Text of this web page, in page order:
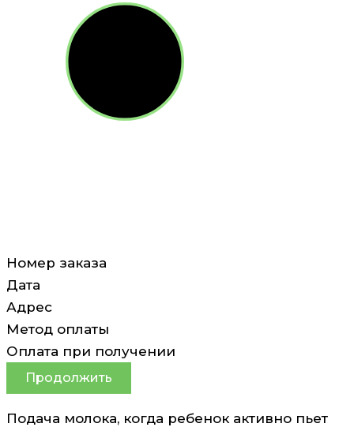
Номер заказа
Дата
Адрес
Метод оплаты
Оплата при получении
Продолжить
Подача молока, когда ребенок активно пьет